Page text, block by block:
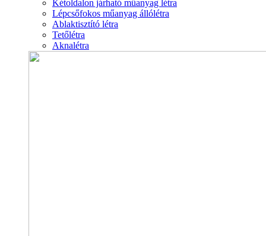
Kétoldalon járható műanyag létra
Lépcsőfokos műanyag állólétra
Ablaktisztító létra
Tetőlétra
Aknalétra